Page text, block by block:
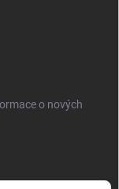
o nových